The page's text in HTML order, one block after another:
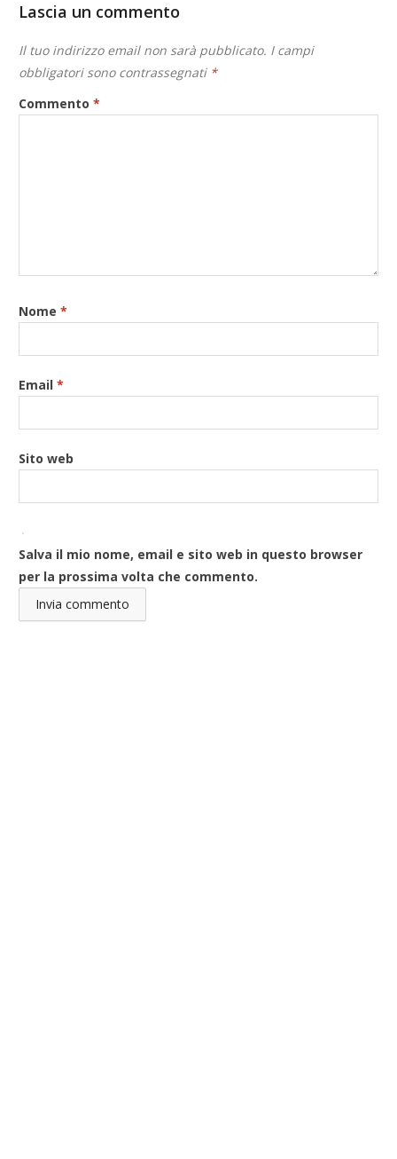
Lascia un commento
Il tuo indirizzo email non sarà pubblicato. I campi
obbligatori sono contrassegnati *
Commento*
Nome*
Email*
Sito web
Salva il mio nome, email e sito web in questo browser
per la prossima volta che commento.